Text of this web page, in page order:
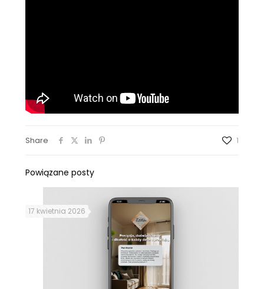
Share 1
Powiązane posty
17 kwietnia 2026